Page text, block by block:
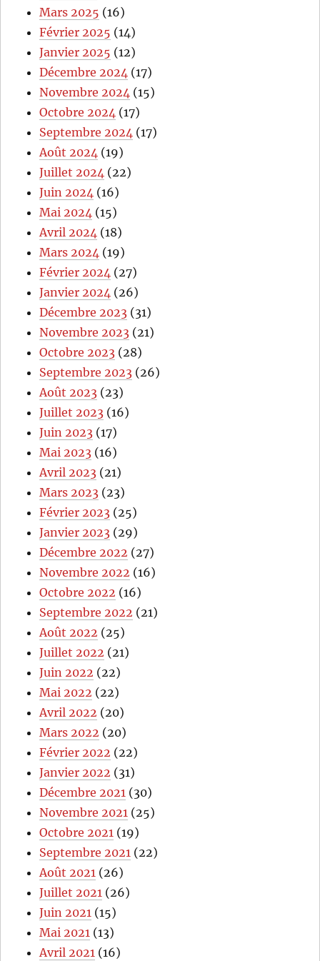
Mars 2025 (16)
Février 2025 (14)
Janvier 2025 (12)
Décembre 2024 (17)
Novembre 2024 (15)
Octobre 2024 (17)
Septembre 2024 (17)
Août 2024 (19)
Juillet 2024 (22)
Juin 2024 (16)
Mai 2024 (15)
Avril 2024 (18)
Mars 2024 (19)
Février 2024 (27)
Janvier 2024 (26)
Décembre 2023 (31)
Novembre 2023 (21)
Octobre 2023 (28)
Septembre 2023 (26)
Août 2023 (23)
Juillet 2023 (16)
Juin 2023 (17)
Mai 2023 (16)
Avril 2023 (21)
Mars 2023 (23)
Février 2023 (25)
Janvier 2023 (29)
Décembre 2022 (27)
Novembre 2022 (16)
Octobre 2022 (16)
Septembre 2022 (21)
Août 2022 (25)
Juillet 2022 (21)
Juin 2022 (22)
Mai 2022 (22)
Avril 2022 (20)
Mars 2022 (20)
Février 2022 (22)
Janvier 2022 (31)
Décembre 2021 (30)
Novembre 2021 (25)
Octobre 2021 (19)
Septembre 2021 (22)
Août 2021 (26)
Juillet 2021 (26)
Juin 2021 (15)
Mai 2021 (13)
Avril 2021 (16)